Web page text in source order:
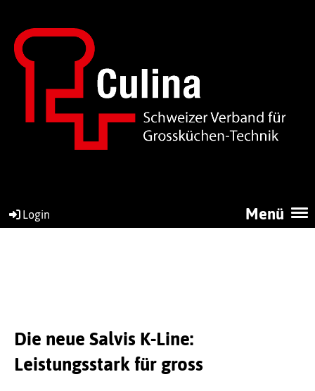
Menü
Login
Die neue Salvis K-Line:
Leistungsstark für gross